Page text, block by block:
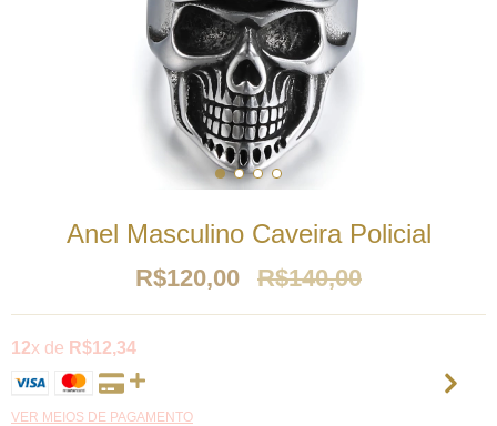
Anel Masculino Caveira Policial
R$120,00 R$140,00
12x de R$12,34
VER MEIOS DE PAGAMENTO